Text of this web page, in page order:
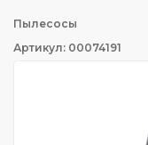
Пылесосы
Артикул: 00074191